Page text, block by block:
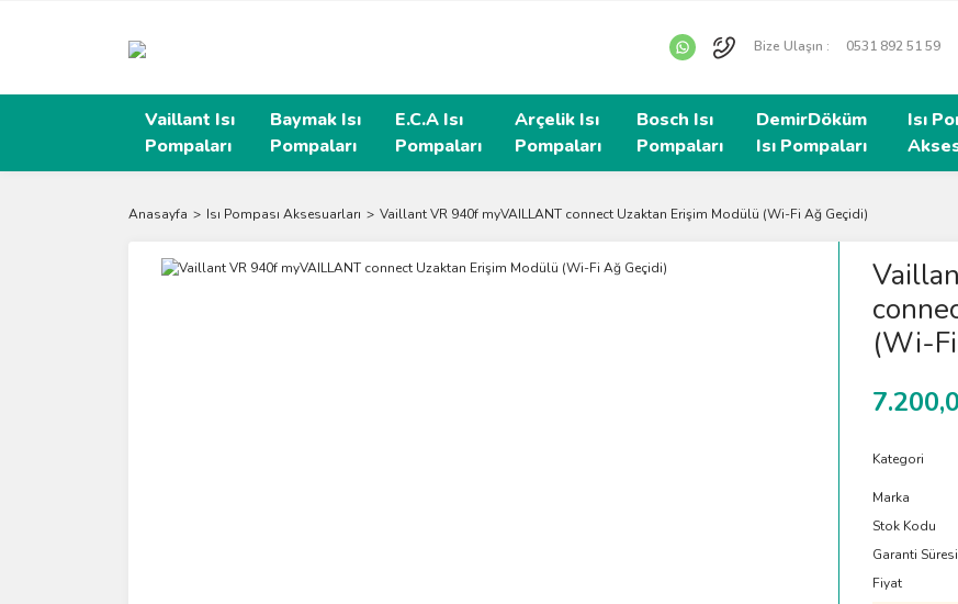
Bize Ulaşın : 0531 892 51 59
Vaillant Isı
Pompaları
Baymak Isı
Pompaları
E.C.A Isı
Pompaları
Arçelik Isı
Pompaları
Bosch Isı
Pompaları
DemirDöküm
Isı Pompaları
Isı
Anasayfa Isı Pompası Aksesuarları Vaillant VR 940f myVAILLANT connect Uzaktan Erişim Modülü (Wi-Fi Ağ Geçidi)
(Wi-
Kategori
Marka
Stok Kodu
Garanti Süresi
Fiyat